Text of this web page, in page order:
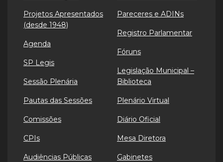
Projetos Apresentados
(desde 1948)
Agenda
SP Legis
Sessão Plenária
Pautas das Sessões
Comissões
CPIs
Audiências Públicas
Pareceres e ADINs
Registro Parlamentar
Fóruns
Legislação Municipal –
Biblioteca
Plenário Virtual
Diário Oficial
Mesa Diretora
Gabinetes